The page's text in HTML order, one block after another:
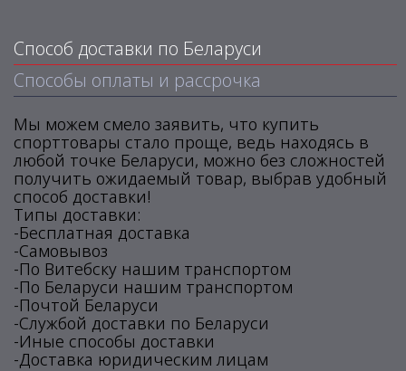
Способ доставки по Беларуси
Способы оплаты и рассрочка
Мы можем смело заявить, что купить
спорттовары стало проще, ведь находясь в
любой точке Беларуси, можно без сложностей
получить ожидаемый товар, выбрав удобный
способ доставки!
Типы доставки:
-Бесплатная доставка
-Самовывоз
-По Витебску нашим транспортом
-По Беларуси нашим транспортом
-Почтой Беларуси
-Службой доставки по Беларуси
-Иные способы доставки
-Доставка юридическим лицам